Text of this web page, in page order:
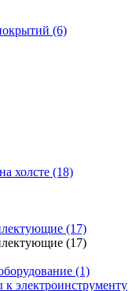
(6)
холсте (18)
(17)
(17)
(1)
электроинструменту